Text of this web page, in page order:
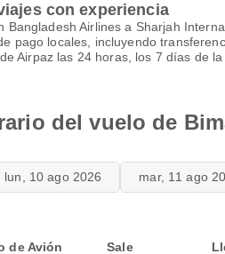
con experiencia
Bangladesh Airlines a Sharjah
pago locales, incluyendo
Airpaz las 24 horas, los 7 días de
del vuelo de
lun, 10 ago 2026 mar, 11 ago
de Avión Sale